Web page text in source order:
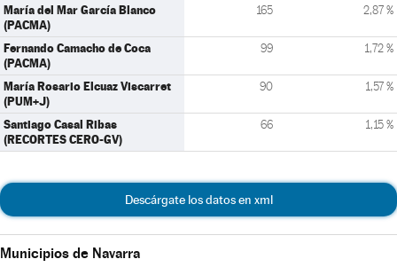
María del Mar García Blanco
(PACMA)
165 2,87 %
Fernando Camacho de Coca
(PACMA)
99 1,72 %
María Rosario Elcuaz Viscarret
(PUM+J)
90 1,57 %
Santiago Casal Ribas
(RECORTES CERO-GV)
66 1,15 %
Descárgate los datos en xml
Municipios de Navarra